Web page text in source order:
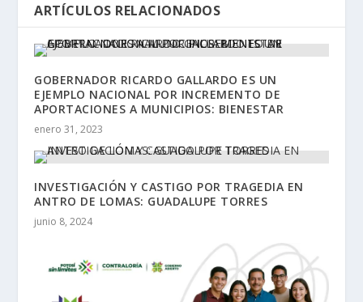
ARTÍCULOS RELACIONADOS
GOBERNADOR RICARDO GALLARDO ES UN
EJEMPLO NACIONAL POR INCREMENTO DE
APORTACIONES A MUNICIPIOS: BIENESTAR
enero 31, 2023
INVESTIGACIÓN Y CASTIGO POR TRAGEDIA EN
ANTRO DE LOMAS: GUADALUPE TORRES
junio 8, 2024